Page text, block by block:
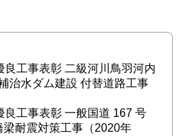
良工事表彰 二級河川鳥羽河内
治水ダム建設 付替道路工事
良工事表彰 一般国道 167 号
耐震対策工事（2020年